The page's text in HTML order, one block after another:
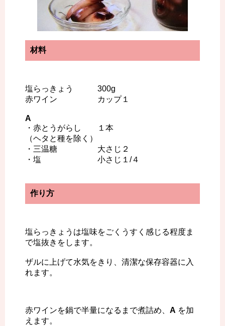
材料
塩らっきょう 300g
赤ワイン カップ１
A
・赤とうがらし １本
（ヘタと種を除く）
・三温糖 大さじ２
・塩 小さじ１/４
作り方
塩らっきょうは塩味をごくうすく感じる程度ま
で塩抜きをします。
ザルに上げて水気をきり、清潔な保存容器に入
れます。
赤ワインを鍋で半量になるまで煮詰め、 A を加
えます。